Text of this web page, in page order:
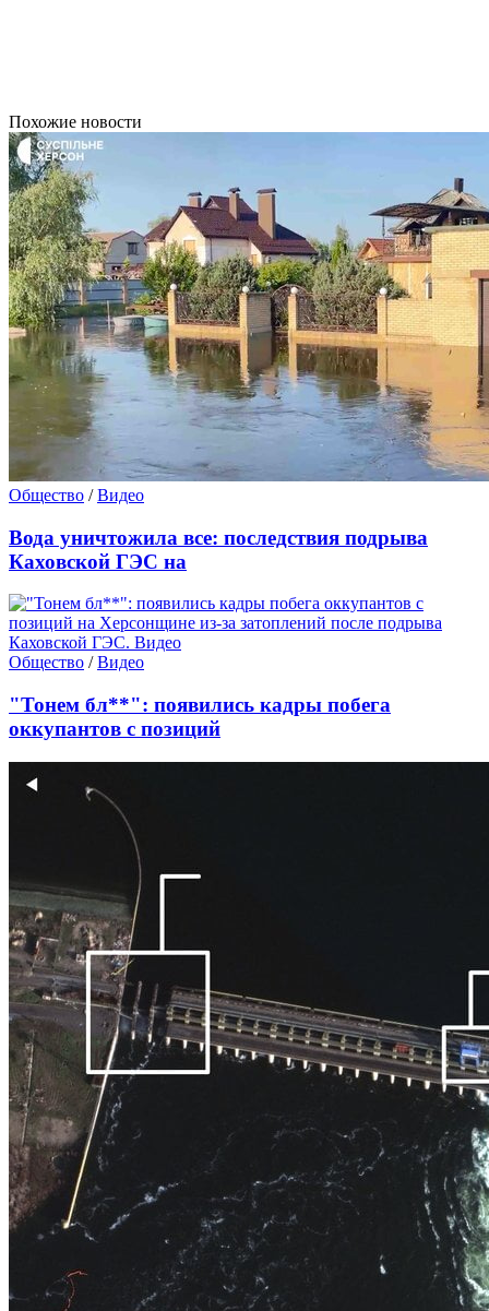
Похожие новости
Общество /Видео
Вода уничтожила все: последствия подрыва
Каховской ГЭС на
Общество /Видео
"Тонем бл**": появились кадры побега
оккупантов с позиций